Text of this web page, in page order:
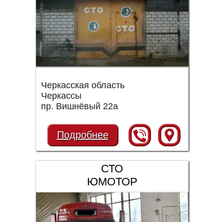
Черкасская область
Черкассы
пр. Вишнёвый 22а
Подробнее
СТО
ЮМОТОР